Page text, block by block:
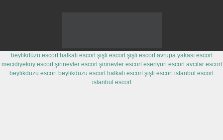
beylikdüzü escort halkalı escort şişli escort şişli escort avrupa yakası escort
mecidiyeköy escort şirinevler escort şirinevler escort esenyurt escort avcılar escort
beylikdüzü escort beylikdüzü escort halkalı escort şişli escort istanbul escort
istanbul escort